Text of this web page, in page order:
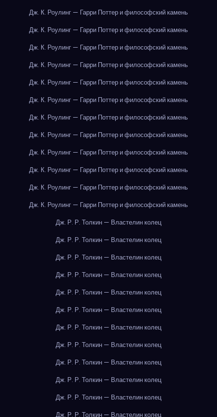
Дж. К. Роулинг — Гарри Поттер и философский камень
Дж. К. Роулинг — Гарри Поттер и философский камень
Дж. К. Роулинг — Гарри Поттер и философский камень
Дж. К. Роулинг — Гарри Поттер и философский камень
Дж. К. Роулинг — Гарри Поттер и философский камень
Дж. К. Роулинг — Гарри Поттер и философский камень
Дж. К. Роулинг — Гарри Поттер и философский камень
Дж. К. Роулинг — Гарри Поттер и философский камень
Дж. К. Роулинг — Гарри Поттер и философский камень
Дж. К. Роулинг — Гарри Поттер и философский камень
Дж. К. Роулинг — Гарри Поттер и философский камень
Дж. К. Роулинг — Гарри Поттер и философский камень
Дж. Р. Р. Толкин — Властелин колец
Дж. Р. Р. Толкин — Властелин колец
Дж. Р. Р. Толкин — Властелин колец
Дж. Р. Р. Толкин — Властелин колец
Дж. Р. Р. Толкин — Властелин колец
Дж. Р. Р. Толкин — Властелин колец
Дж. Р. Р. Толкин — Властелин колец
Дж. Р. Р. Толкин — Властелин колец
Дж. Р. Р. Толкин — Властелин колец
Дж. Р. Р. Толкин — Властелин колец
Дж. Р. Р. Толкин — Властелин колец
Дж. Р. Р. Толкин — Властелин колец